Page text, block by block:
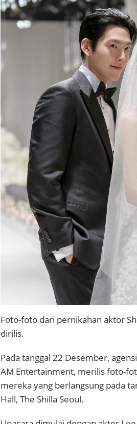
Foto-foto dari pernikahan aktor
dirilis.
Pada tanggal 22 Desember,
AM Entertainment, merilis foto-
mereka yang berlangsung pada
Hall, The Shilla Seoul.